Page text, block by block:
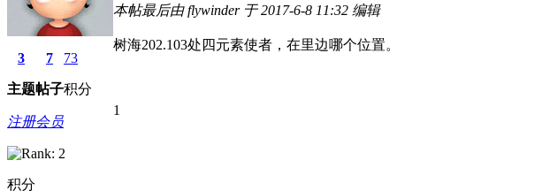
3
主题
7
帖子
73
积分
注册会员
积分
本帖最后由 flywinder 于 2017-6-8 11:32 编辑
树海202.103处四元素使者，在里边哪个位置。
1